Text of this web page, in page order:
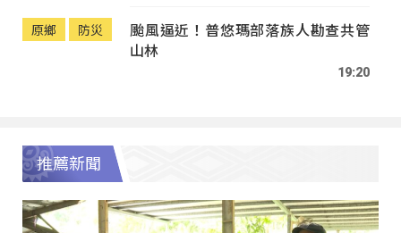
原鄉 防災
颱風逼近！普悠瑪部落族人勘查共管
山林
19:20
推薦新聞